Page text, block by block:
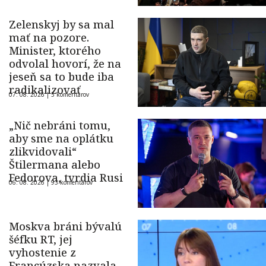
Zelenskyj by sa mal
mať na pozore.
Minister, ktorého
odvolal hovorí, že na
jeseň sa to bude iba
radikalizovať
07. 08. 2026 |5 komentárov
„Nič nebráni tomu,
aby sme na oplátku
zlikvidovali“
Štilermana alebo
Fedorova, tvrdia Rusi
06. 08. 2026 |93 komentárov
Moskva bráni bývalú
šéfku RT, jej
vyhostenie z